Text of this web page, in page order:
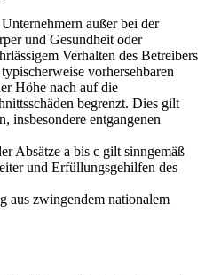
außer bei der
und Gesundheit oder
Verhalten des Betreibers
vorhersehbaren
Höhe nach auf die
begrenzt. Dies gilt
insbesondere entgangenen
Absätze a bis c gilt sinngemäß
und Erfüllungsgehilfen des
aus zwingendem nationalem